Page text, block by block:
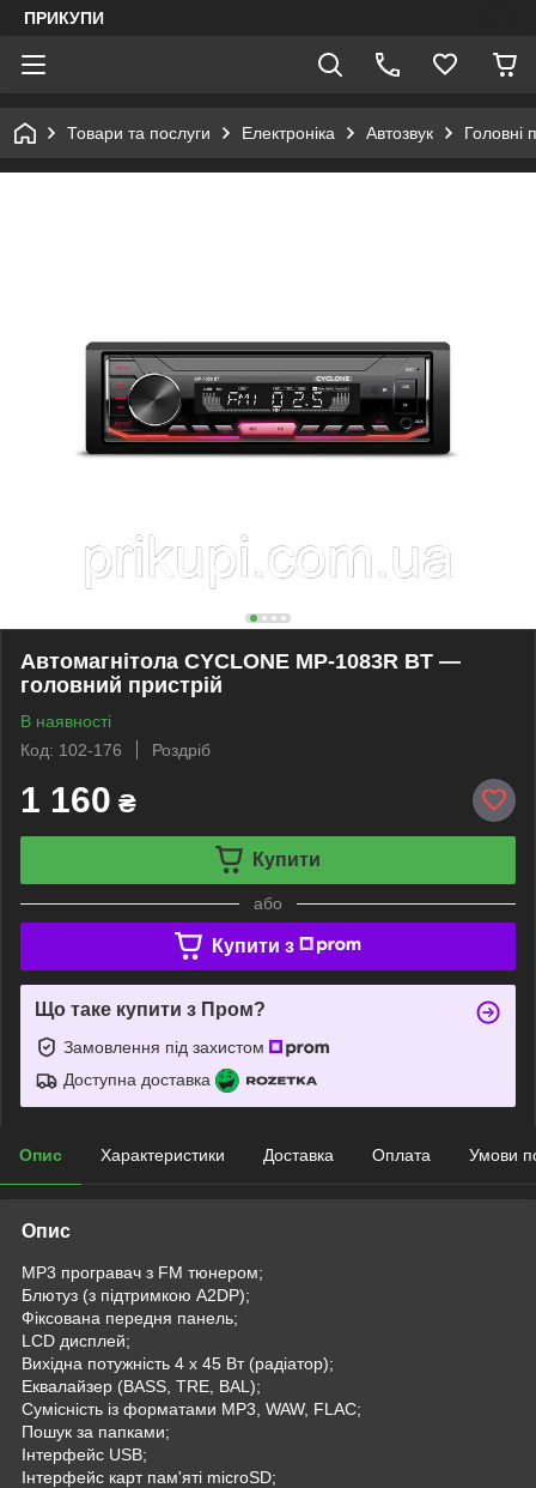
ПРИКУПИ
Товари та послуги Електроніка Автозвук Головні
Автомагнітола CYCLONE MP-1083R BT —
головний пристрій
В наявності
Код: 102-176
Роздріб
1 160 ₴
Купити
або
Купити з
Що таке купити з Пром?
Замовлення під захистом
Доступна доставка
Опис Характеристики Доставка Оплата Умови
Опис
MP3 програвач з FM тюнером;
Блютуз (з підтримкою A2DP);
Фіксована передня панель;
LCD дисплей;
Вихідна потужність 4 х 45 Вт (радіатор);
Еквалайзер (BASS, TRE, BAL);
Сумісність із форматами MP3, WAW, FLAC;
Пошук за папками;
Інтерфейс USB;
Інтерфейс карт пам'яті microSD;